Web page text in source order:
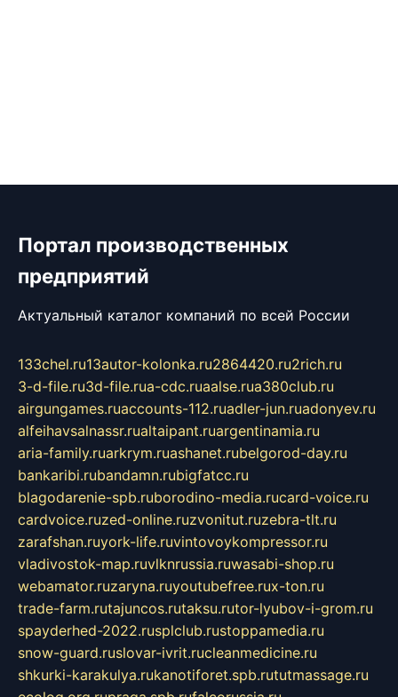
Портал производственных
предприятий
Актуальный каталог компаний по всей России
133chel.ru13autor-kolonka.ru2864420.ru2rich.ru
3-d-file.ru3d-file.rua-cdc.ruaalse.rua380club.ru
airgungames.ruaccounts-112.ruadler-jun.ruadonyev.ru
alfeihavsalnassr.rualtaipant.ruargentinamia.ru
aria-family.ruarkrym.ruashanet.rubelgorod-day.ru
bankaribi.rubandamn.rubigfatcc.ru
blagodarenie-spb.ruborodino-media.rucard-voice.ru
cardvoice.ruzed-online.ruzvonitut.ruzebra-tlt.ru
zarafshan.ruyork-life.ruvintovoykompressor.ru
vladivostok-map.ruvlknrussia.ruwasabi-shop.ru
webamator.ruzaryna.ruyoutubefree.rux-ton.ru
trade-farm.rutajuncos.rutaksu.rutor-lyubov-i-grom.ru
spayderhed-2022.rusplclub.rustoppamedia.ru
snow-guard.ruslovar-ivrit.rucleanmedicine.ru
shkurki-karakulya.rukanotiforet.spb.rututmassage.ru